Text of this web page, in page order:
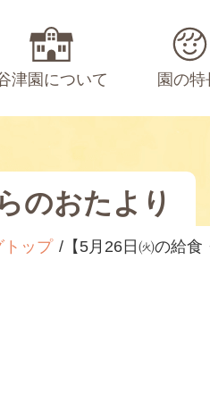
津園について 園の特
のおたより
トップ 【5月26日㈫の給食